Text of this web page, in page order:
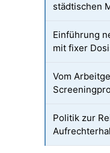
städtischen
Einführung
mit fixer
Vom
Politik zur